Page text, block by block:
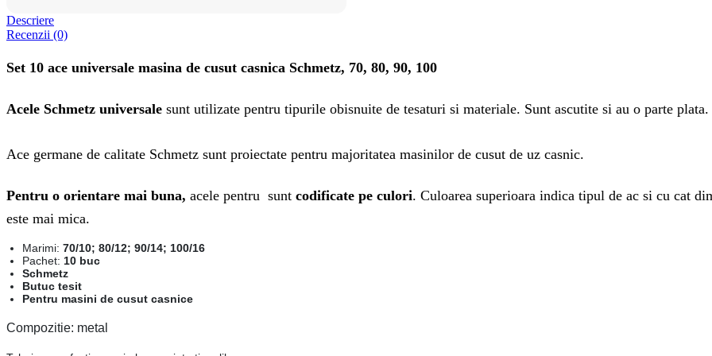
Descriere
Recenzii (0)
Set 10 ace universale masina de cusut casnica Schmetz, 70, 80, 90, 100
Acele Schmetz universale sunt utilizate pentru tipurile obisnuite de tesaturi si materiale. Sunt ascutite si au o parte plata.
Ace germane de calitate Schmetz sunt proiectate pentru majoritatea masinilor de cusut de uz casnic.
Pentru o orientare mai buna, acele pentru sunt codificate pe culori. Culoarea superioara indica tipul de ac si cu cat
este mai mica.
Marimi: 70/10; 80/12; 90/14; 100/16
Pachet: 10 buc
Schmetz
Butuc tesit
Pentru masini de cusut casnice
Compozitie: metal